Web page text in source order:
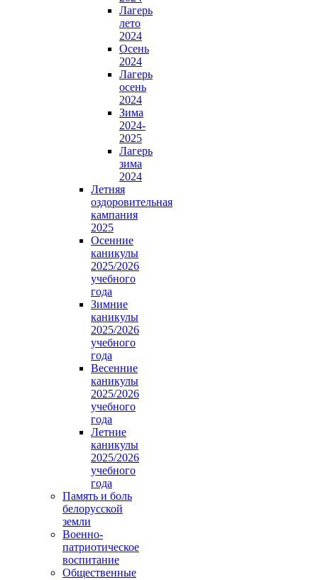
Лагерь
лето
2024
Осень
2024
Лагерь
осень
2024
Зима
2024-
2025
Лагерь
зима
2024
Летняя
оздоровительная
кампания
2025
Осенние
каникулы
2025/2026
учебного
года
Зимние
каникулы
2025/2026
учебного
года
Весенние
каникулы
2025/2026
учебного
года
Летние
каникулы
2025/2026
учебного
года
Память и боль
белорусской
земли
Военно-
патриотическое
воспитание
Общественные